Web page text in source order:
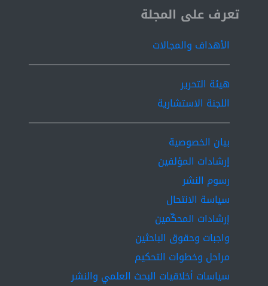
education, Ottoman rule, history, LibyaISSN 2519-9854
تعرف على المجلة
الأهداف والمجالات
هيئة التحرير
اللجنة الاستشارية
بيان الخصوصية
إرشادات المؤلفين
رسوم النشر
سياسة الانتحال
إرشادات المحكّمين
واجبات وحقوق الباحثين
مراحل وخطوات التحكيم
سياسات أخلاقيات البحث العلمي والنشر